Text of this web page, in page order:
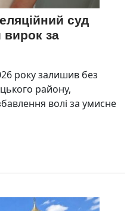
суд
вирок за
року залишив без
району,
волі за умисне